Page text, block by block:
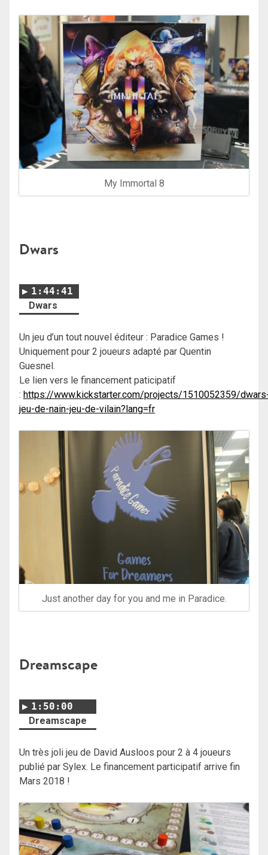
My Immortal 8
Dwars
1:44:41
Dwars
Un jeu d’un tout nouvel éditeur : Paradice Games !
Uniquement pour 2 joueurs adapté par Quentin
Guesnel.
Le lien vers le financement paticipatif
: https://www.kickstarter.com/projects/1510052359/
jeu-de-nain-jeu-de-vilain?lang=fr
Just another day for you and me in Paradice.
Dreamscape
1:50:00
Dreamscape
Un très joli jeu de David Ausloos pour 2 à 4 joueurs
publié par Sylex. Le financement participatif arrive fin
Mars 2018 !